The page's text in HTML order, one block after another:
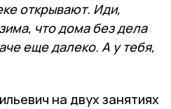
открывают. Иди,
что дома без дела
еще далеко. А у тебя,
на двух занятиях